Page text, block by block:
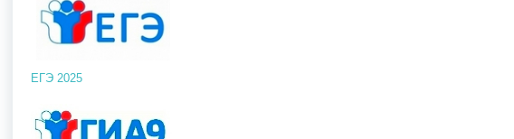
ЕГЭ 2025